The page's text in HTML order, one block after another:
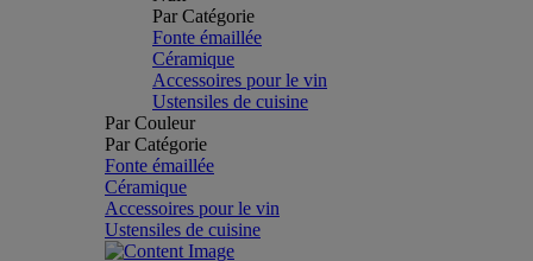
Par Catégorie
Fonte émaillée
Céramique
Accessoires pour le vin
Ustensiles de cuisine
Par Couleur
Par Catégorie
Fonte émaillée
Céramique
Accessoires pour le vin
Ustensiles de cuisine